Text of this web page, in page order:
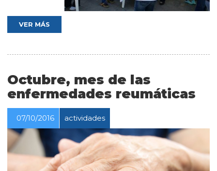
VER MÁS
Octubre, mes de las
enfermedades reumáticas
07/10/2016 actividades